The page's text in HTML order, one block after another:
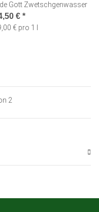
Gott Zwetschgenwasser
€ *
€ pro 1 l
2